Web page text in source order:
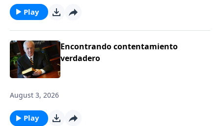
Play
Encontrando contentamiento
verdadero
August 3, 2026
Play